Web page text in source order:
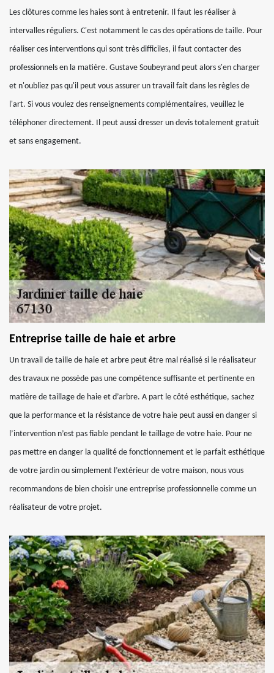
Les clôtures comme les haies sont à entretenir. Il faut les réaliser à
intervalles réguliers. C'est notamment le cas des opérations de taille. Pour
réaliser ces interventions qui sont très difficiles, il faut contacter des
professionnels en la matière. Gustave Soubeyrand peut alors s'en charger
et n'oubliez pas qu'il peut vous assurer un travail fait dans les règles de
l'art. Si vous voulez des renseignements complémentaires, veuillez le
téléphoner directement. Il peut aussi dresser un devis totalement gratuit
et sans engagement.
Entreprise taille de haie et arbre
Un travail de taille de haie et arbre peut être mal réalisé si le réalisateur
des travaux ne possède pas une compétence suffisante et pertinente en
matière de taillage de haie et d’arbre. A part le côté esthétique, sachez
que la performance et la résistance de votre haie peut aussi en danger si
l’intervention n’est pas fiable pendant le taillage de votre haie. Pour ne
pas mettre en danger la qualité de fonctionnement et le parfait esthétique
de votre jardin ou simplement l’extérieur de votre maison, nous vous
recommandons de bien choisir une entreprise professionnelle comme un
réalisateur de votre projet.